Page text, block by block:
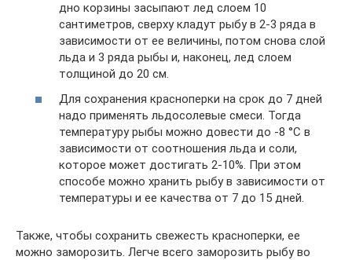
дно корзины засыпают лед слоем 10
сантиметров, сверху кладут рыбу в 2-3 ряда в
зависимости от ее величины, потом снова слой
льда и 3 ряда рыбы и, наконец, лед слоем
толщиной до 20 см.
Для сохранения красноперки на срок до 7 дней
надо применять льдосолевые смеси. Тогда
температуру рыбы можно довести до -8 °С в
зависимости от соотношения льда и соли,
которое может достигать 2-10%. При этом
способе можно хранить рыбу в зависимости от
температуры и ее качества от 7 до 15 дней.
Также, чтобы сохранить свежесть красноперки, ее
можно заморозить. Легче всего заморозить рыбу во